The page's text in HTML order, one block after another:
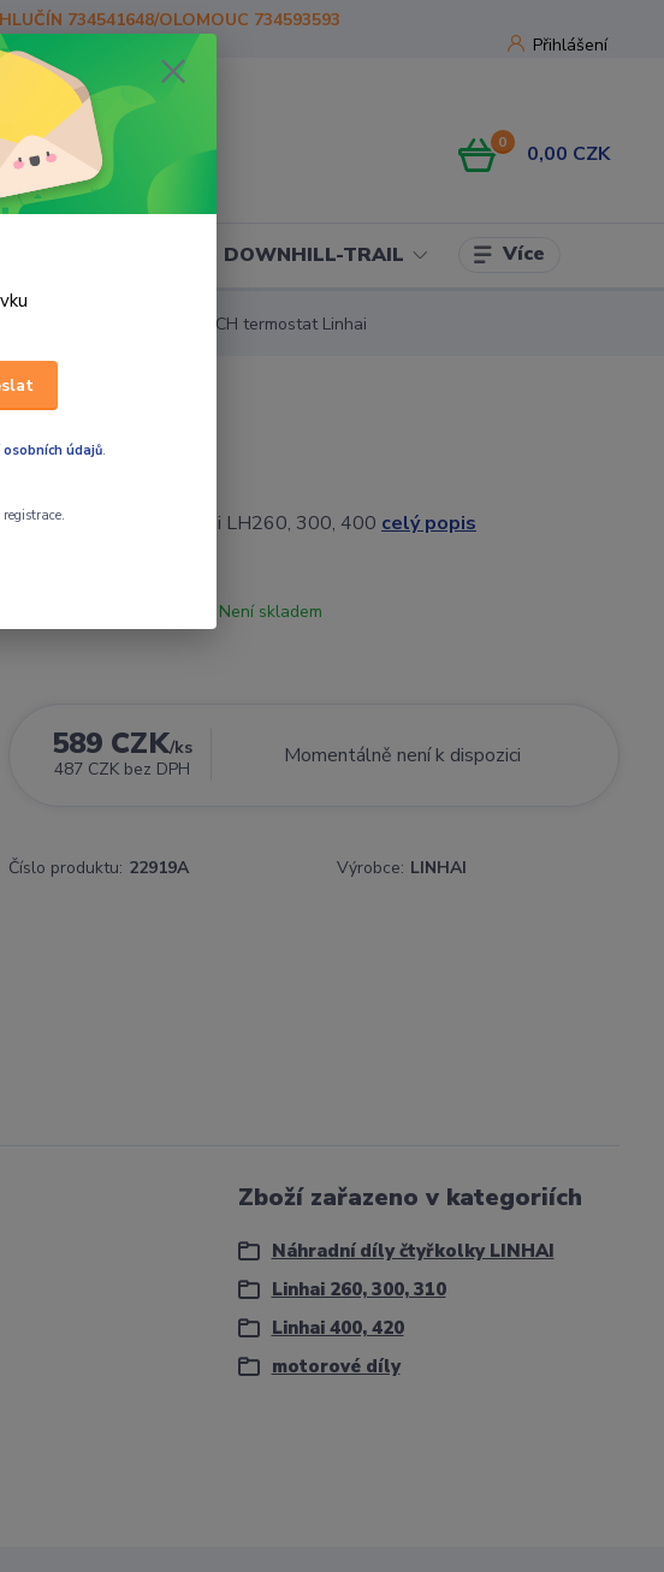
Přihlášení
734541648/OLOMOUC 734593593
0 0,00 CZK
DOWNHILL-TRAIL Více
THERMOSTAT SWITCH termostat Linhai
Spinač ventilatoru Linhai LH260, 300, 400 celý popis
Není skladem
589 CZK/ks
487 CZK bez DPH
Momentálně není k dispozici
Číslo produktu: 22919A Výrobce: LINHAI
Zboží zařazeno v kategoriích
Náhradní díly čtyřkolky LINHAI
Linhai 260, 300, 310
Linhai 400, 420
motorové díly
údajů.